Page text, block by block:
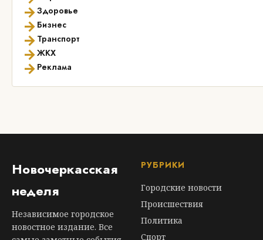
→Здоровье
→ Бизнес
→ Транспорт
→ЖКХ
→ Реклама
Новочеркасская
неделя
Независимое городское
новостное издание. Все
РУБРИКИ
Городские новости
Происшествия
Политика
Спорт